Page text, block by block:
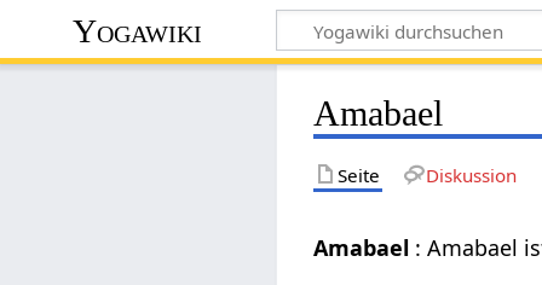
Yogawiki
Amabael
Seite Diskussion
Amabael : Amabael